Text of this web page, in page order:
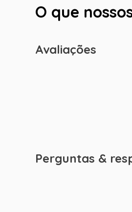
O que
Avaliações
Perguntas &